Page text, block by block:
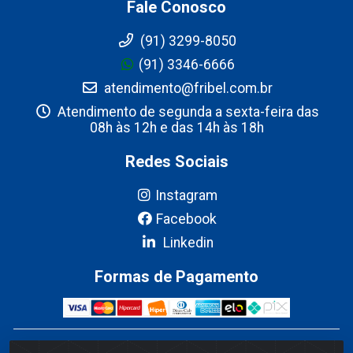
Fale Conosco
(91) 3299-8050
(91) 3346-6666
atendimento@fribel.com.br
Atendimento de segunda a sexta-feira das
08h às 12h e das 14h às 18h
Redes Sociais
Instagram
Facebook
Linkedin
Formas de Pagamento